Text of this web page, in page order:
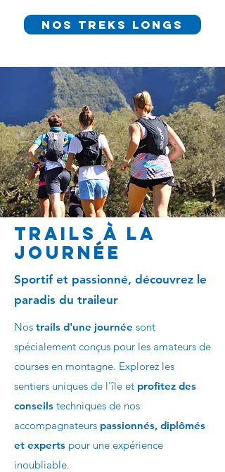
Nos treks longs
TrailS à la
Journée
Sportif et passionné, découvrez le
paradis du traileur
Nos trails d'une journée sont
spécialement conçus pour les amateurs de
courses en montagne. Explorez les
sentiers uniques de l'île et profitez des
conseils techniques de nos
accompagnateurs passionnés, diplômés
et experts pour une expérience
inoubliable.